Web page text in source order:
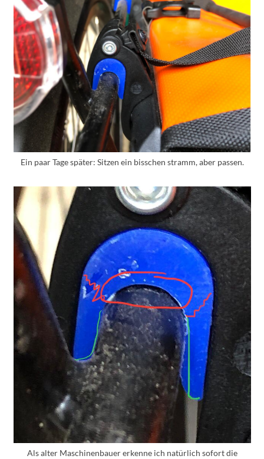
Ein paar Tage später: Sitzen ein bisschen stramm, aber passen.
Als alter Maschinenbauer erkenne ich natürlich sofort die